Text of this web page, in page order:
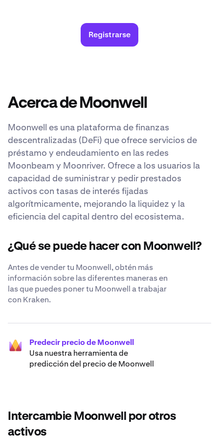
Registrarse
Acerca de Moonwell
Moonwell es una plataforma de finanzas
descentralizadas (DeFi) que ofrece servicios de
préstamo y endeudamiento en las redes
Moonbeam y Moonriver. Ofrece a los usuarios la
capacidad de suministrar y pedir prestados
activos con tasas de interés fijadas
algorítmicamente, mejorando la liquidez y la
eficiencia del capital dentro del ecosistema.
¿Qué se puede hacer con Moonwell?
Antes de vender tu Moonwell, obtén más
información sobre las diferentes maneras en
las que puedes poner tu Moonwell a trabajar
con Kraken.
Predecir precio de Moonwell
Usa nuestra herramienta de
predicción del precio de Moonwell
Intercambie Moonwell por otros
activos